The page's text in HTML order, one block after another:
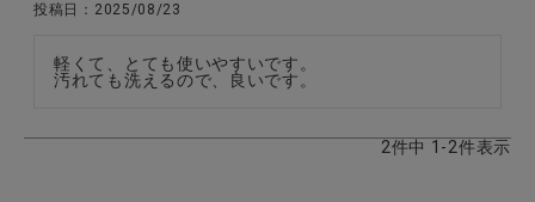
お問い合わせ
ショップリスト
投稿日 2025/08/23
軽くて、とても使いやすいです。
汚れても洗えるので、良いです。
2件中 1 -2件表示